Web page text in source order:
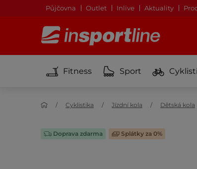
Půjčovna Outlet Inlive Aktuality
Fitness Sport
Cyklistika Jízdní kola Dětská kola
Doprava zdarma Splátky za 0%